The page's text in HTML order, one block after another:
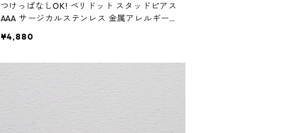
つけっぱなしOK! ペリドット スタッドピアス
AAA サージカルステンレス 金属アレルギー
¥4,880